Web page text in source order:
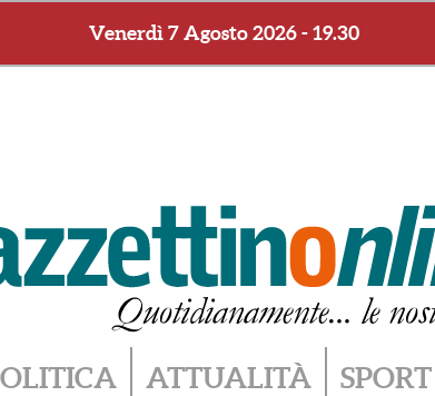
Venerdì 7 Agosto 2026 - 19.30
ATTUALITÀ SPORT